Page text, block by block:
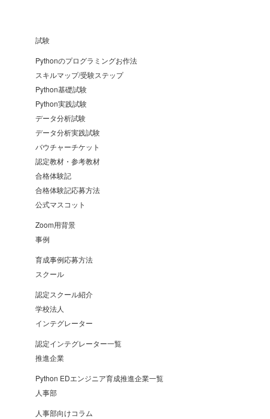
試験
Pythonのプログラミングお作法
スキルマップ/受験ステップ
Python基礎試験
Python実践試験
データ分析試験
データ分析実践試験
バウチャーチケット
認定教材・参考教材
合格体験記
合格体験記応募方法
公式マスコット
Zoom用背景
事例
育成事例応募方法
スクール
認定スクール紹介
学校法人
インテグレーター
認定インテグレーター一覧
推進企業
Python EDエンジニア育成推進企業一覧
人事部
人事部向けコラム